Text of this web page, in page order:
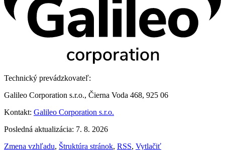
Technický prevádzkovateľ:
Galileo Corporation s.r.o., Čierna Voda 468, 925 06
Kontakt: Galileo Corporation s.r.o.
Posledná aktualizácia: 7. 8. 2026
Zmena vzhľadu, Štruktúra stránok, RSS, Vytlačiť